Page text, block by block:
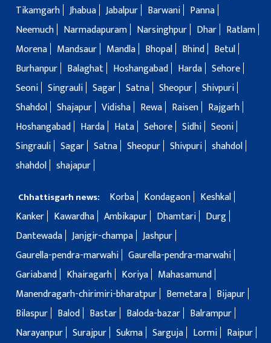
Tikamgarh Jhabua Jabalpur Barwani
Panna
Neemuch
Narmadapuram Narsinghpur Dhar
Ratlam
Morena
Mandsaur Mandla Bhopal Bhind
Betul
Burhanpur
Balaghat Hoshangabad Harda Sehore
Seoni Singrauli Sagar Satna Sheopur Shivpuri
Shahdol Shajapur Vidisha Rewa Raisen
Rajgarh
Hoshangabad
Harda Hata Sehore Sidhi Seoni
Singrauli Sagar Satna Sheopur Shivpuri shahdol
shahdol shajapur
Chhattisgarh news: Korba Kondagaon
Keshkal
Kanker
Kawardha Ambikapur Dhamtari
Durg
Dantewada Janjgir-champa Jashpur
Gaurella-pendra-marwahi Gaurella-pendra-marwahi
Gariaband
Khairagarh Koriya
Mahasamund
Manendragarh-chirimiri-bharatpur
Bemetara
Bijapur
Bilaspur
Balod Bastar Baloda-bazar
Balrampur
Narayanpur Surajpur Sukma Sarguja Lormi
Raipur